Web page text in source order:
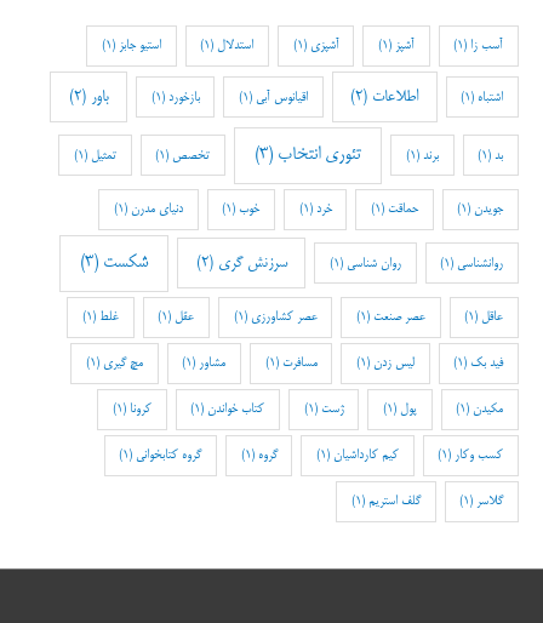
آسب زا (1) آشپز (1) آشپزی (1) استدلال (1) استیو جابز (1)
اشتباه (1) اطلاعات (2) اقیانوس آبی (1) بازخورد (1) باور (2)
بد(1) برند (1) تئوری انتخاب (3) تخصص (1) تمثیل (1)
جویدن (1) حماقت (1) خرد (1) خوب(1) دنیای مدرن (1)
روانشناسی (1) روان شناسی (1) سرزنش گری (2) شکست (3)
عاقل (1) عصر صنعت (1) عصر کشاورزی (1) عقل (1) غلط (1)
فید بک(1) لیس زدن (1) مسافرت (1) مشاور (1) مچ گیری (1)
مکیدن (1) پول (1) ژست (1) کتاب خواندن (1) کرونا (1)
کسب وکار (1) کیم کارداشیان (1) گروه (1) گروه کتابخوانی (1)
گلاسر (1) گلف استریم (1)